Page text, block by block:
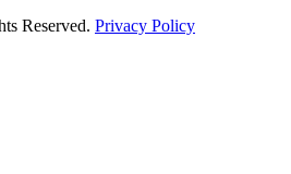
Reserved. Privacy Policy